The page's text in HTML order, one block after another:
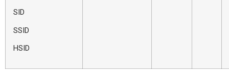
SID
SSID
HSID